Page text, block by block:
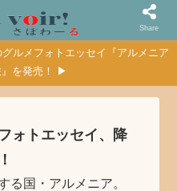
ルメフォトエッセイ『アルメニア
』を発売！ ▶
ォトエッセイ、降
る国・アルメニア。
Share